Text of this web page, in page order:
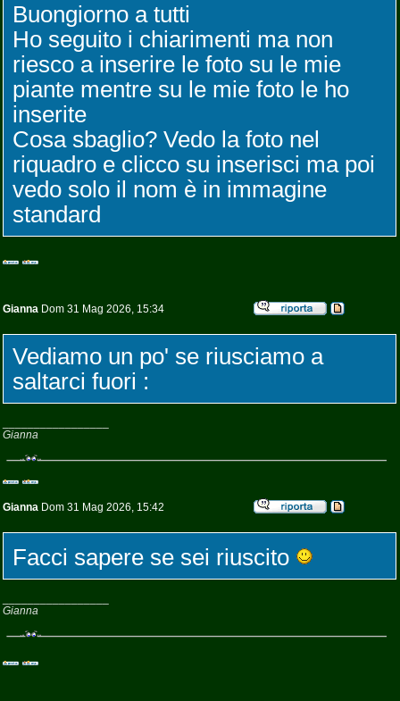
Buongiorno a tutti
Ho seguito i chiarimenti ma non
riesco a inserire le foto su le mie
piante mentre su le mie foto le ho
inserite
Cosa sbaglio? Vedo la foto nel
riquadro e clicco su inserisci ma poi
vedo solo il nom è in immagine
standard
Gianna Dom 31 Mag 2026, 15:34
Vediamo un po' se riusciamo a
saltarci fuori :
Gianna
Gianna Dom 31 Mag 2026, 15:42
Facci sapere se sei riuscito
Gianna